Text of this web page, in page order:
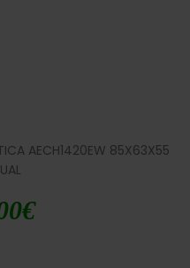
AECH1420EW 85X63X55
€